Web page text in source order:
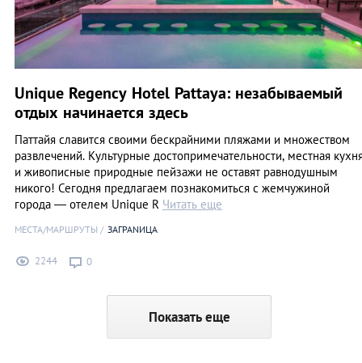
Unique Regency Hotel Pattaya: незабываемый
отдых начинается здесь
Паттайя славится своими бескрайними пляжами и множеством
развлечений. Культурные достопримечательности, местная
и живописные природные пейзажи не оставят равнодушным
никого! Сегодня предлагаем познакомиться с жемчужиной
города — отелем Unique R Читать еще
МЕСТА/МАРШРУТЫ ЗАГРАNИЦА
2244 0
Показать еще